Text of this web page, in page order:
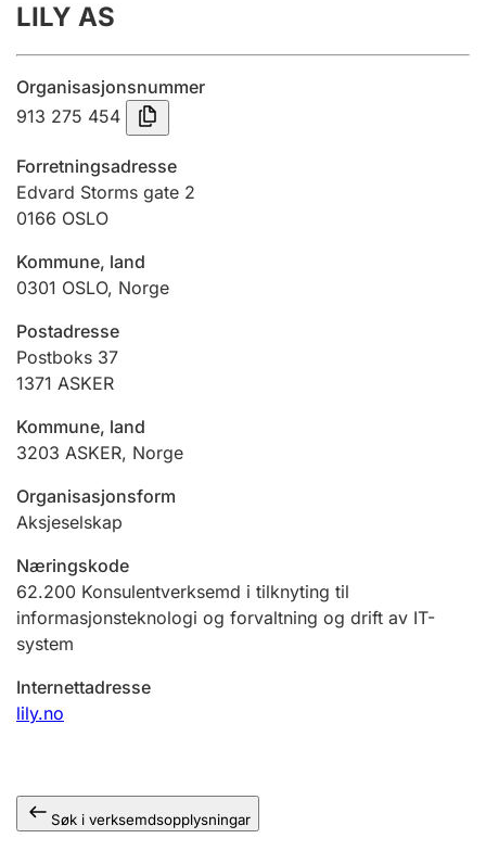
Årsrekneskap
Innsending og forseinkingsgebyr
Tinglysing
Jeger
Ektepaktrettleiaren
LILY AS
Organisasjonsnummer
913 275 454
Forretningsadresse
Edvard Storms gate 2
0166 OSLO
Kommune, land
0301 OSLO, Norge
Postadresse
Postboks 37
1371 ASKER
Kommune, land
3203 ASKER, Norge
Organisasjonsform
Aksjeselskap
Næringskode
62.200 Konsulentverksemd i tilknyting til
informasjonsteknologi og forvaltning og drift av IT-
system
Internettadresse
lily.no
Søk i verksemdsopplysningar